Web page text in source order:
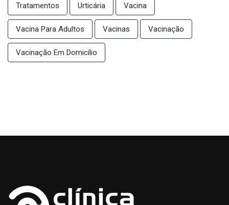
Tratamentos Urticária Vacina
Vacina Para Adultos Vacinas Vacinação
Vacinação Em Domicílio